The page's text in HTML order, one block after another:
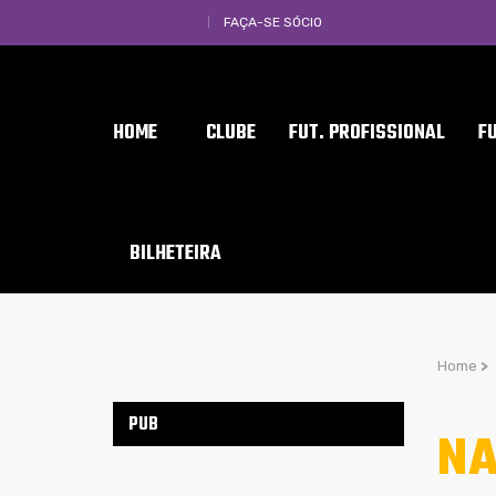
FAÇA-SE SÓCIO
HOME CLUBE FUT. PROFISSIONAL
BILHETEIRA
Home >
PUB